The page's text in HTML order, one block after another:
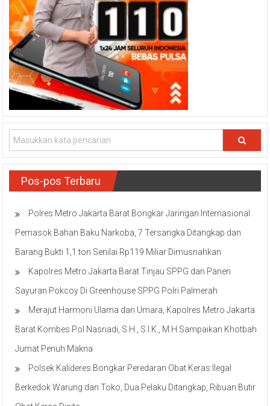
Pos-pos Terbaru
Polres Metro Jakarta Barat Bongkar Jaringan Internasional
Pemasok Bahan Baku Narkoba, 7 Tersangka Ditangkap dan
Barang Bukti 1,1 ton Senilai Rp119 Miliar Dimusnahkan
Kapolres Metro Jakarta Barat Tinjau SPPG dan Panen
Sayuran Pokcoy Di Greenhouse SPPG Polri Palmerah
Merajut Harmoni Ulama dan Umara, Kapolres Metro Jakarta
Barat Kombes Pol Nasriadi, S.H., S.I.K., M.H Sampaikan Khotbah
Jumat Penuh Makna
Polsek Kalideres Bongkar Peredaran Obat Keras Ilegal
Berkedok Warung dan Toko, Dua Pelaku Ditangkap, Ribuan Butir